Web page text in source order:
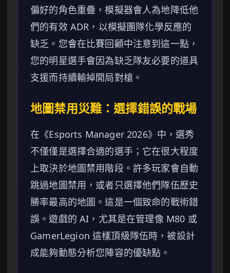
偏好的角色重疊，模擬器會人為地降低他
們的有效 ADR，以模擬團隊化學反應的
缺乏。您會在比賽回顧中注意到這一點，
您的明星選手會因為缺乏隊友必要的道具
支援而持續輸掉開局對槍。
地圖禁用災難：選擇錯誤的戰場
在《Esports Manager 2026》中，選秀
不僅僅是選擇合適的選手；它在很大程度
上取決於地圖禁用階段。許多玩家會自動
跳過地圖禁用，或者只選擇他們隊伍歷史
勝率最高的地圖。這是一個致命的戰術錯
誤。遊戲的 AI，尤其是在管理像 M80 或
GamerLegion 這樣頂級隊伍時，被設計
成能夠動態分析您陣容的優缺點。